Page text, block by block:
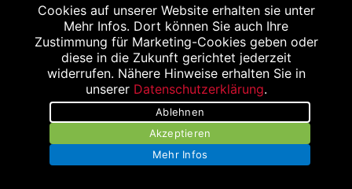
Stellenangebote
Impressum
Cookies auf unserer Website erhalten sie unter
Mehr Infos. Dort können Sie auch Ihre
Zustimmung für Marketing-Cookies geben oder
diese in die Zukunft gerichtet jederzeit
widerrufen. Nähere Hinweise erhalten Sie in
unserer Datenschutzerklärung.
Ablehnen
Akzeptieren
Mehr Infos